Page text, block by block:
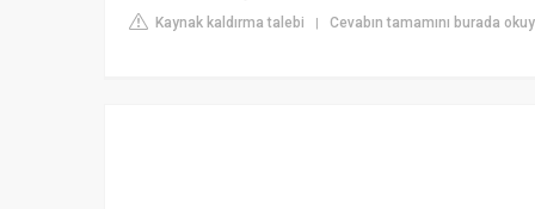
Kaynak kaldırma talebi | Cevabın tamamını burada